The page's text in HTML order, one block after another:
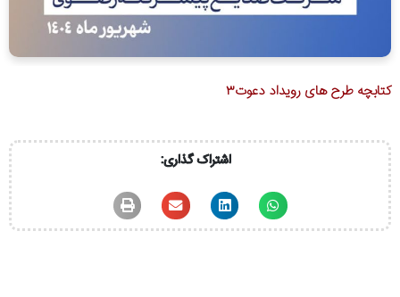
کتابچه طرح های رویداد دعوت۳
اشتراک گذاری: